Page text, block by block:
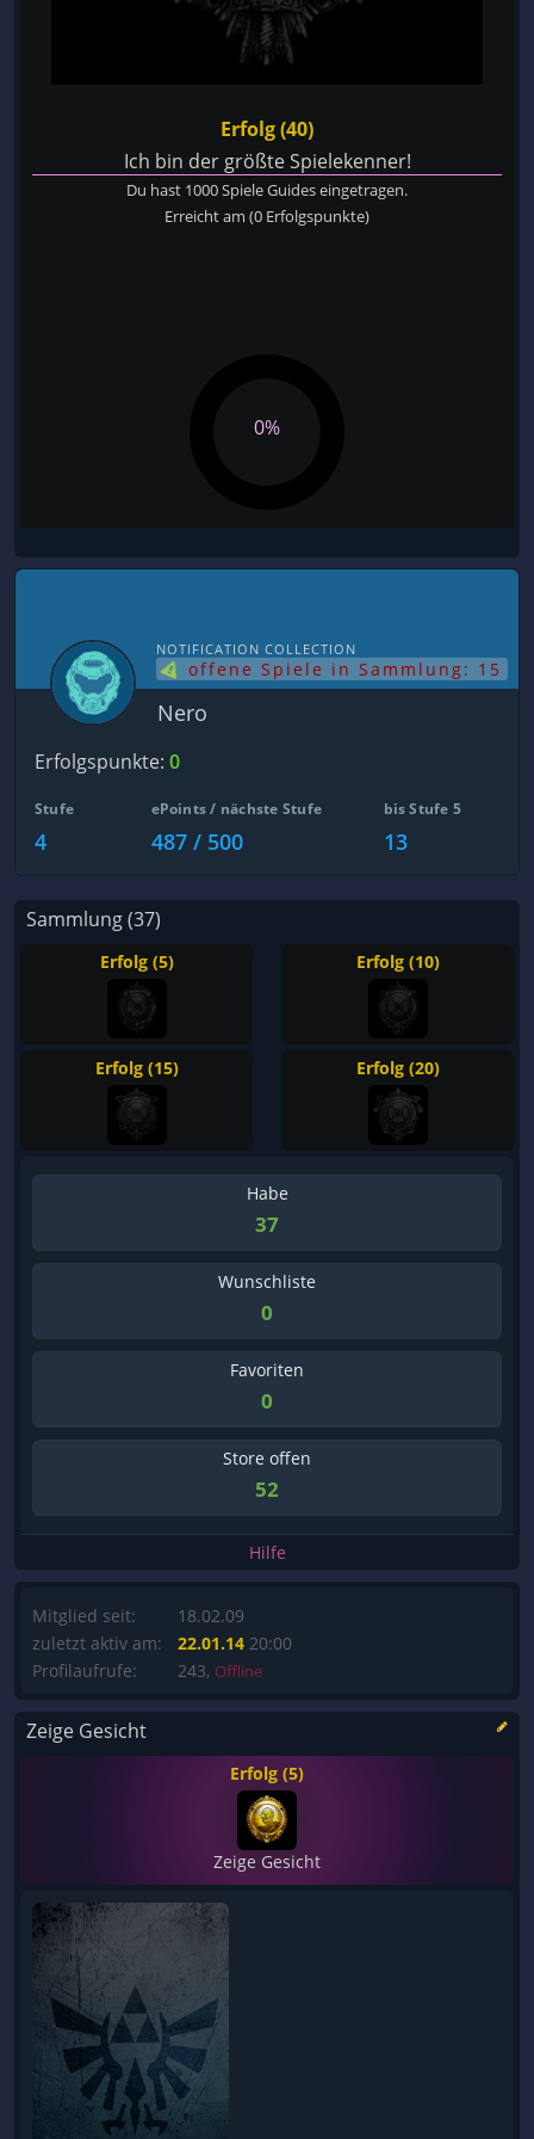
Erfolg (40)
Ich bin der größte Spielekenner!
Du hast 1000 Spiele Guides eingetragen.
Erreicht am (0 Erfolgspunkte)
0%
NOTIFICATION COLLECTION
offene Spiele in Sammlung: 15
Nero
Erfolgspunkte: 0
Stufe
4
ePoints / nächste Stufe
487 / 500
bis Stufe 5
13
Sammlung (37)
Erfolg (5) Erfolg (10)
Erfolg (15) Erfolg (20)
Habe
37
Wunschliste
0
Favoriten
0
Store offen
52
Hilfe
Mitglied seit:
zuletzt aktiv am:
Profilaufrufe:
18.02.09
22.01.14 20:00
243, Offline
Zeige Gesicht
Erfolg (5)
Zeige Gesicht